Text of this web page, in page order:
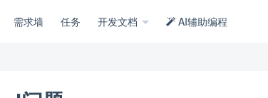
需求墙 任务 开发文档 AI辅助编程